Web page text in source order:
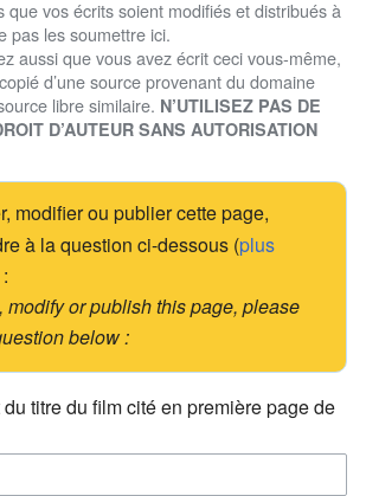
que vos écrits soient modifiés et distribués à
pas les soumettre ici.
aussi que vous avez écrit ceci vous-même,
d’une source provenant du domaine
libre similaire. N’UTILISEZ PAS DE
D’AUTEUR SANS AUTORISATION
modifier ou publier cette page,
à la question ci-dessous (plus
modify or publish this page, please
below :
titre du film cité en première page de